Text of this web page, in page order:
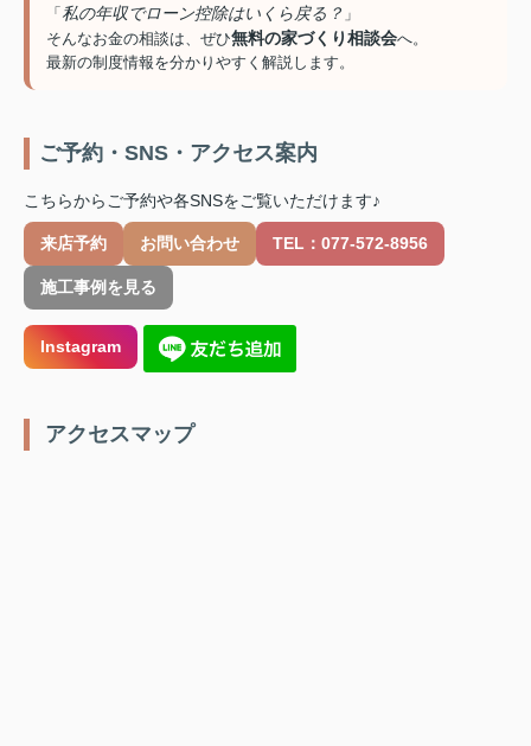
「 私の年収でローン控除はいくら戻る？ 」
そんなお金の相談は、ぜひ無料の家づくり相談会へ。
最新の制度情報を分かりやすく解説します。
ご予約・SNS・アクセス案内
こちらからご予約や各SNSをご覧いただけます♪
来店予約 お問い合わせ TEL：077-572-8956
施工事例を見る
Instagram
️ アクセスマップ